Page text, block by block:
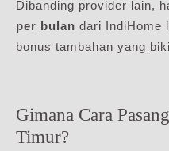
Dibanding provider lain,
per bulan dari IndiHome
bonus tambahan yang
Gimana Cara
Timur?